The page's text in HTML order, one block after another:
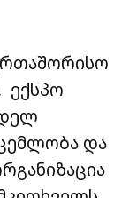
ექსპო
და